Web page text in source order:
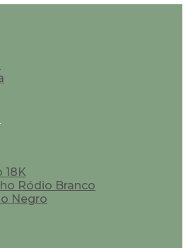
18K
Ródio Branco
Negro